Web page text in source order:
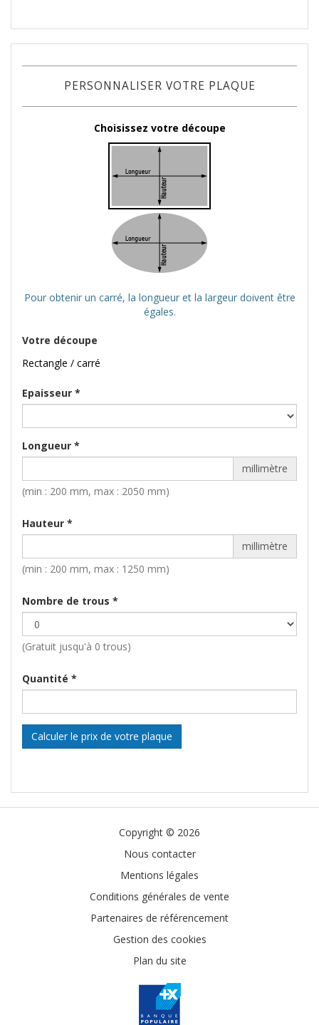
PERSONNALISER VOTRE PLAQUE
Choisissez votre découpe
Pour obtenir un carré, la longueur et la largeur doivent être
égales.
Votre découpe
Rectangle / carré
Epaisseur *
Longueur *
millimètre
(min : 200 mm, max : 2050 mm)
Hauteur *
millimètre
(min : 200 mm, max : 1250 mm)
Nombre de trous *
(Gratuit jusqu'à 0 trous)
Quantité *
Calculer le prix de votre plaque
Copyright © 2026
Nous contacter
Mentions légales
Conditions générales de vente
Partenaires de référencement
Gestion des cookies
Plan du site